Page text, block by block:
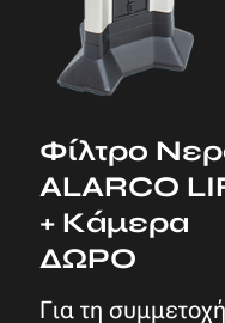
Φίλτρο
ALARCO
+ Κάμερα
ΔΩΡΟ
Για τη